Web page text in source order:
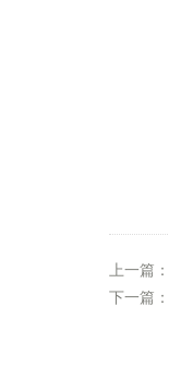
上一篇：
下一篇：